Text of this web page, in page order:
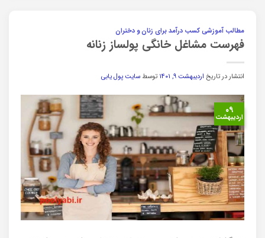
مطالب آموزشی کسب درآمد برای زنان و دختران
فهرست مشاغل خانگی پولساز زنانه
انتشار در تاریخ اردیبهشت ۹, ۱۴۰۱ توسط سایت پول یابی
۰۹
اردیبهشت